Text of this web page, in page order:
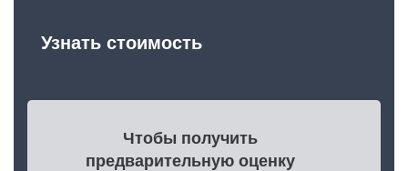
Узнать стоимость
Чтобы получить
предварительную оценку